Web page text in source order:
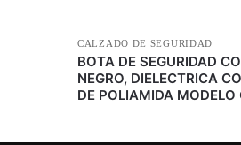
CALZADO DE SEGURIDAD
BOTA DE SEGURIDAD
NEGRO, DIELECTRICA
DE POLIAMIDA MODELO